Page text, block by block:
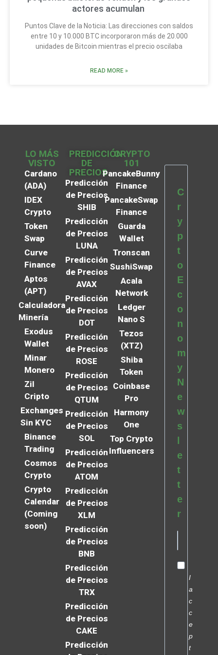
actores acumulan
Puntos Clave de la Noticia: Las direcciones con saldos
entre 10 y 10.000 BTC incorporaron más de 20.000
unidades de Bitcoin mientras el precio oscilaba
READ MORE »
LO MÁS
VISTO
Cardano
(ADA)
IDEX
Crypto
Token
Swap
Curve
Finance
Aptos
(APT)
Calculadora
Minería
Exodus
Wallet
Minar
Monero
Zil
Cripto
Exchanges
Sin KYC
Binance
Trading
Cosmos
Crypto
Crypto
Calendar
(Coming
soon)
PREDICCIÓN
DE
PRECIOS
Predicción
de Precios
SHIB
Predicción
de Precios
LUNA
Predicción
de Precios
AVAX
Predicción
de Precios
DOT
Predicción
de Precios
ROSE
Predicción
de Precios
QTUM
Predicción
de Precios
SOL
Predicción
de Precios
ATOM
Predicción
de Precios
XLM
Predicción
de Precios
BNB
Predicción
de Precios
TRX
Predicción
de Precios
CAKE
Predicción
CRYPTO
101
PancakeBunny
Finance
PancakeSwap
Finance
Guarda
Wallet
Tronscan
SushiSwap
Acala
Network
Ledger
Nano S
Tezos
(XTZ)
Shiba
Token
Coinbase
Pro
Harmony
One
Top Crypto
Influencers
C
r
y
p
t
o
E
c
o
n
o
m
y
N
e
w
s
l
e
t
t
e
r
I
a
c
c
e
p
t